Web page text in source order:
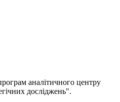
аналітичного центру
досліджень".